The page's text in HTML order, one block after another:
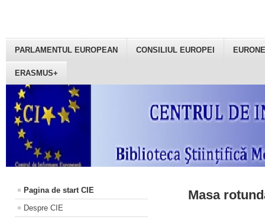
PARLAMENTUL EUROPEAN CONSILIUL EUROPEI
ERASMUS+
Pagina de start CIE
Despre CIE
Masa